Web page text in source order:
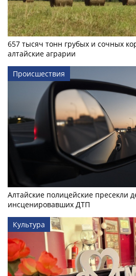
657 тысяч тонн грубых и сочных
алтайские аграрии
Происшествия
Алтайские полицейские пресекли
инсценировавших ДТП
Культура